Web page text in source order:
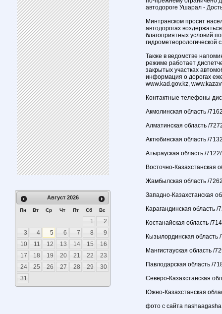
Август 2026
Пн Вт Ср Чт Пт Сб Вс
1
2
3
4 5 6 7 8
9
10
11 12 13 14 15
16
17
18 19 20 21 22
23
24
25 26 27 28 29
30
31
автодороге Ушарал -
Минтранском просит
автодорогах
благоприятных условий
гидрометеорологической
Также в ведомстве
режиме работает
закрытых участках
информация о дорогах
www.kad.gov.kz,
Контактные телефоны
Акмолинская область /
Алматинская область /
Актюбинская область /
Атырауская область /
Восточно-Казахстанская
Жамбылская область /
Западно-Казахстанская
Карагандинская область /
Костанайская область /
Кызылординская область
Мангистауская область /
Павлодарская область /
Северо-Казахстанская
Южно-Казахстанская
фото с сайта